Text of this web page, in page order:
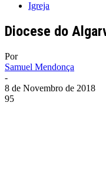
Igreja
Diocese do
Por
Samuel Mendonça
-
8 de Novembro de 2018
95